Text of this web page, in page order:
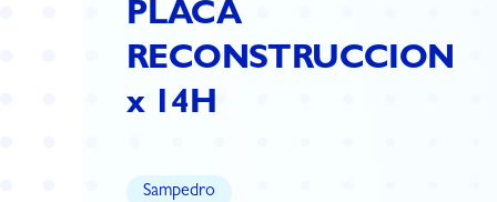
PLACA
RECONSTRUCCION
x 14H
Sampedro